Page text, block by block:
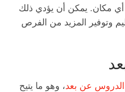
مكان. يمكن أن يؤدي ذلك
وتوفير المزيد من الفرص
الدروس عن بعد، وهو ما يتيح